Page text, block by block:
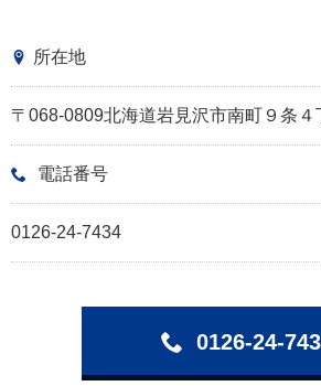
所在地
〒068-0809北海道岩見沢市南町９条４
電話番号
0126-24-7434
0126-24-